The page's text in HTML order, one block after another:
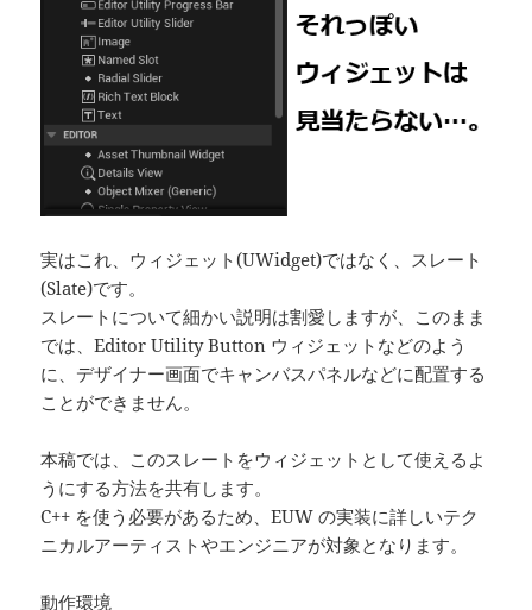
実はこれ、ウィジェット(UWidget)ではなく、スレート
(Slate)です。
スレートについて細かい説明は割愛しますが、このまま
では、Editor Utility Button ウィジェットなどのよう
に、デザイナー画面でキャンバスパネルなどに配置する
ことができません。
本稿では、このスレートをウィジェットとして使えるよ
うにする方法を共有します。
C++ を使う必要があるため、EUW の実装に詳しいテク
ニカルアーティストやエンジニアが対象となります。
動作環境